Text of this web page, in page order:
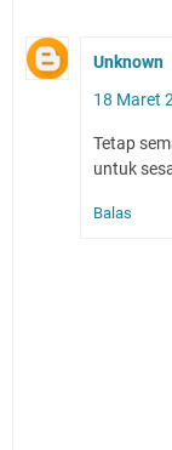
Unknown
18 Maret
Tetap
untuk
Balas